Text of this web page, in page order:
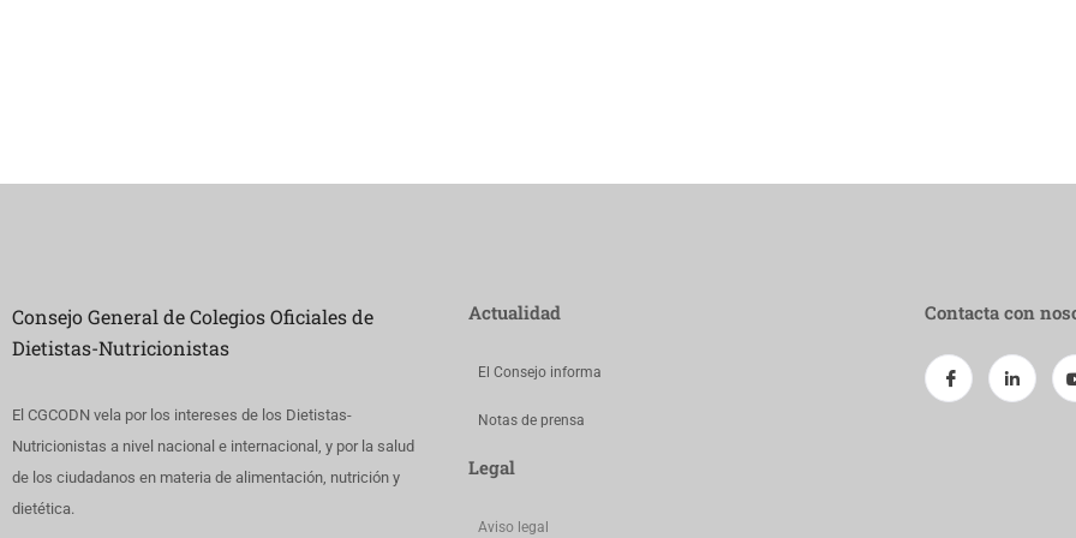
Consejo General de Colegios Oficiales de
Dietistas-Nutricionistas
El CGCODN vela por los intereses de los Dietistas-
Nutricionistas a nivel nacional e internacional, y por la salud
de los ciudadanos en materia de alimentación, nutrición y
dietética.
Actualidad
El Consejo informa
Notas de prensa
Legal
Aviso legal
Contacta con